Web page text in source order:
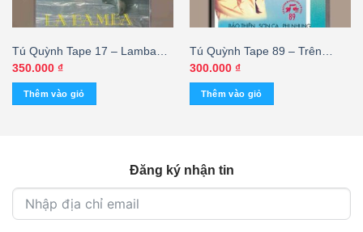
Tú Quỳnh Tape 17 – Lambada
(KGTUS)
350.000 ₫
Thêm vào giỏ
Tú Quỳnh Tape 89 – Trên
Đường Quê – Bảo Thiên 4
(Sơn Ca – Phi Nhung) – cái
300.000 ₫
Thêm vào giỏ
Đăng ký nhận tin